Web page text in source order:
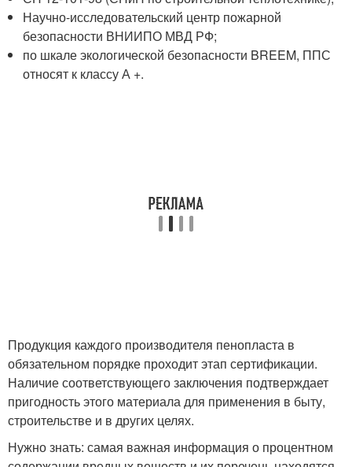
Научно-исследовательский центр пожарной
безопасности ВНИИПО МВД РФ;
по шкале экологической безопасности BREEM, ППС
относят к классу А +.
Продукция каждого производителя пенопласта в
обязательном порядке проходит этап сертификации.
Наличие соответствующего заключения подтверждает
пригодность этого материала для применения в быту,
строительстве и в других целях.
Нужно знать: самая важная информация о процентном